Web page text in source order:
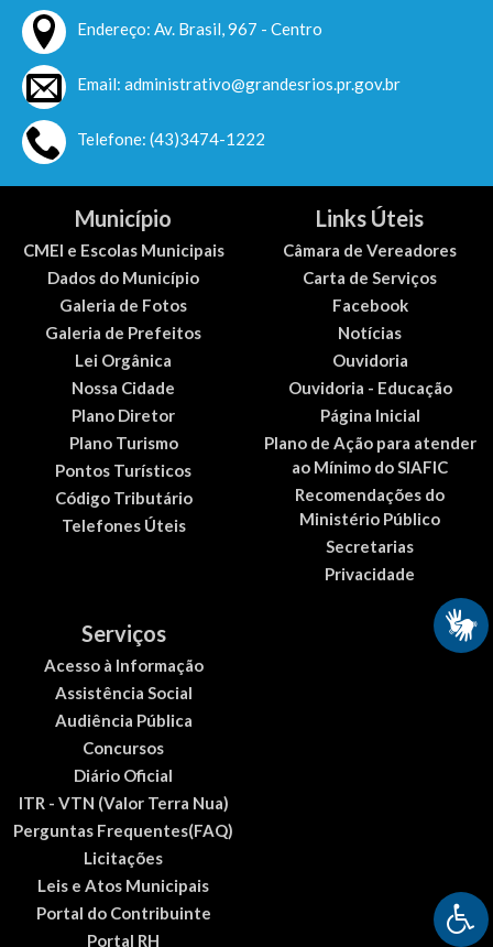
Endereço: Av. Brasil, 967 - Centro
Email: administrativo@grandesrios.pr.gov.br
Telefone: (43)3474-1222
Município
CMEI e Escolas Municipais
Dados do Município
Galeria de Fotos
Galeria de Prefeitos
Lei Orgânica
Nossa Cidade
Plano Diretor
Plano Turismo
Pontos Turísticos
Código Tributário
Telefones Úteis
Links Úteis
Câmara de Vereadores
Carta de Serviços
Facebook
Notícias
Ouvidoria
Ouvidoria - Educação
Página Inicial
Plano de Ação para atender
ao Mínimo do SIAFIC
Recomendações do
Ministério Público
Secretarias
Privacidade
Serviços
Acesso à Informação
Assistência Social
Audiência Pública
Concursos
Diário Oficial
ITR - VTN (Valor Terra Nua)
Perguntas Frequentes(FAQ)
Licitações
Leis e Atos Municipais
Portal do Contribuinte
Portal RH